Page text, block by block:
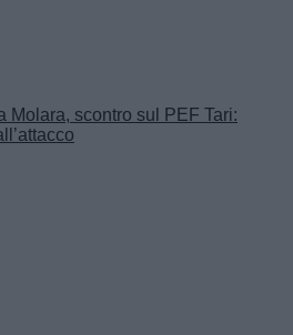
Molara, scontro sul PEF Tari: